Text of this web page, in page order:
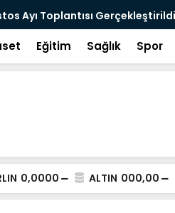
Ayı Toplantısı Gerçekleştirildi:
Eğitim Sağlık Spor
0,0000 ALTIN 000,00